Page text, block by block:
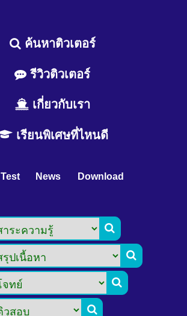
ค้นหาติวเตอร์
รีวิวติวเตอร์
เกี่ยวกับเรา
เรียนพิเศษที่ไหนดี
Test News Download



